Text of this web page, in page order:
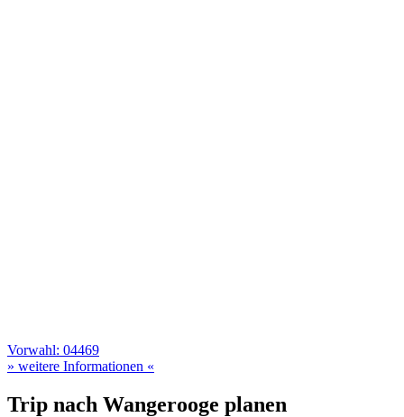
Vorwahl: 04469
» weitere Informationen «
Trip nach Wangerooge planen